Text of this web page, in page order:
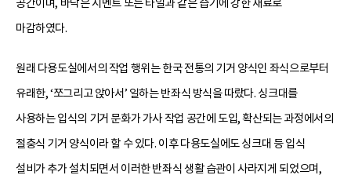
공간이며, 바닥은 시멘트 또는 타일과 같은 습기에 강한 재료로
마감하였다.
원래 다용도실에서의 작업 행위는 한국 전통의 기거 양식인 좌식으로부터
유래한, ‘쪼그리고 앉아서’ 일하는 반좌식 방식을 따랐다. 싱크대를
사용하는 입식의 기거 문화가 가사 작업 공간에 도입, 확산되는 과정에서의
절충식 기거 양식이라 할 수 있다. 이후 다용도실에도 싱크대 등 입식
설비가 추가 설치되면서 이러한 반좌식 생활 습관이 사라지게 되었으며,